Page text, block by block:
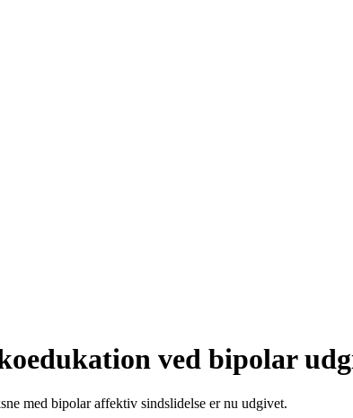
ved bipolar
med bipolar affektiv sindslidelse er nu udgivet.